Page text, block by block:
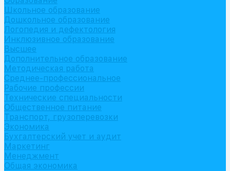
Школьное образование
Дошкольное образование
Логопедия и дефектология
Инклюзивное образование
Высшее
Дополнительное образование
Методическая работа
Среднее-профессиональное
Рабочие профессии
Технические специальности
Общественное питание
Транспорт, грузоперевозки
Экономика
Бухгалтерский учет и аудит
Маркетинг
Менеджмент
Общая экономика